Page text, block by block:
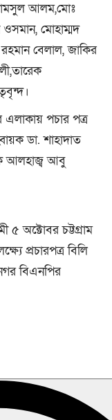
আলম,মোঃ
মোহাম্মদ
বেলাল, জাকির
এলাকায় পচার পত্র
ডা. শাহাদাত
আলহাজ্ব আবু
৫ অক্টোবর চট্টগ্রাম
প্রচারপত্র বিলি
বিএনপির